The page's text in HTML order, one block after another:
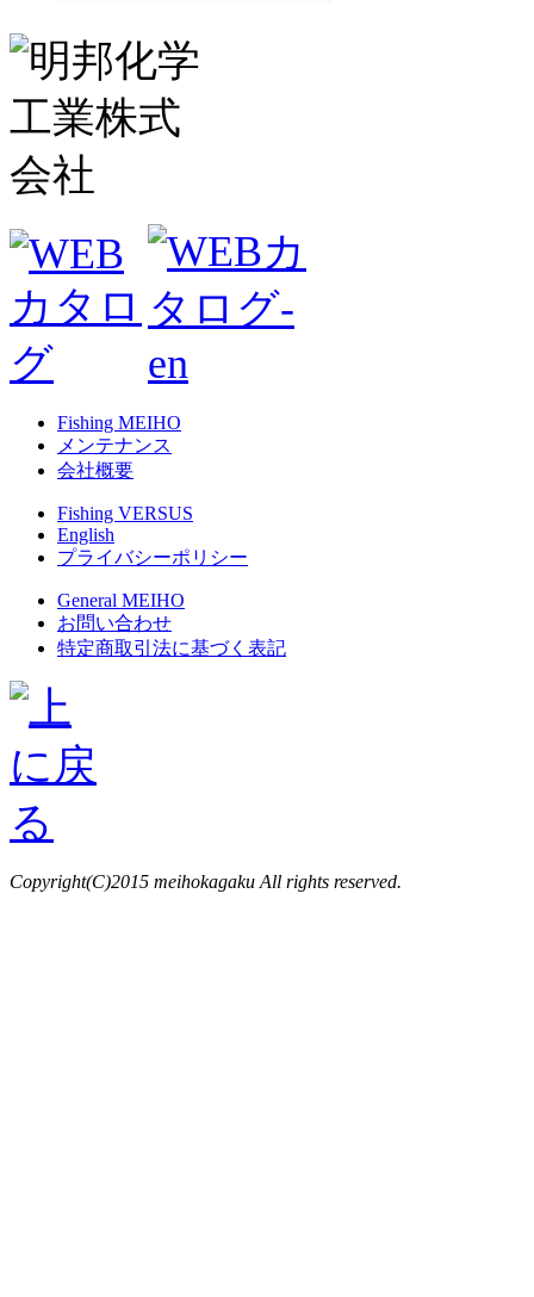
Fishing MEIHO
メンテナンス
会社概要
Fishing VERSUS
English
プライバシーポリシー
General MEIHO
お問い合わせ
特定商取引法に基づく表記
Copyright(C)2015 meihokagaku All rights reserved.